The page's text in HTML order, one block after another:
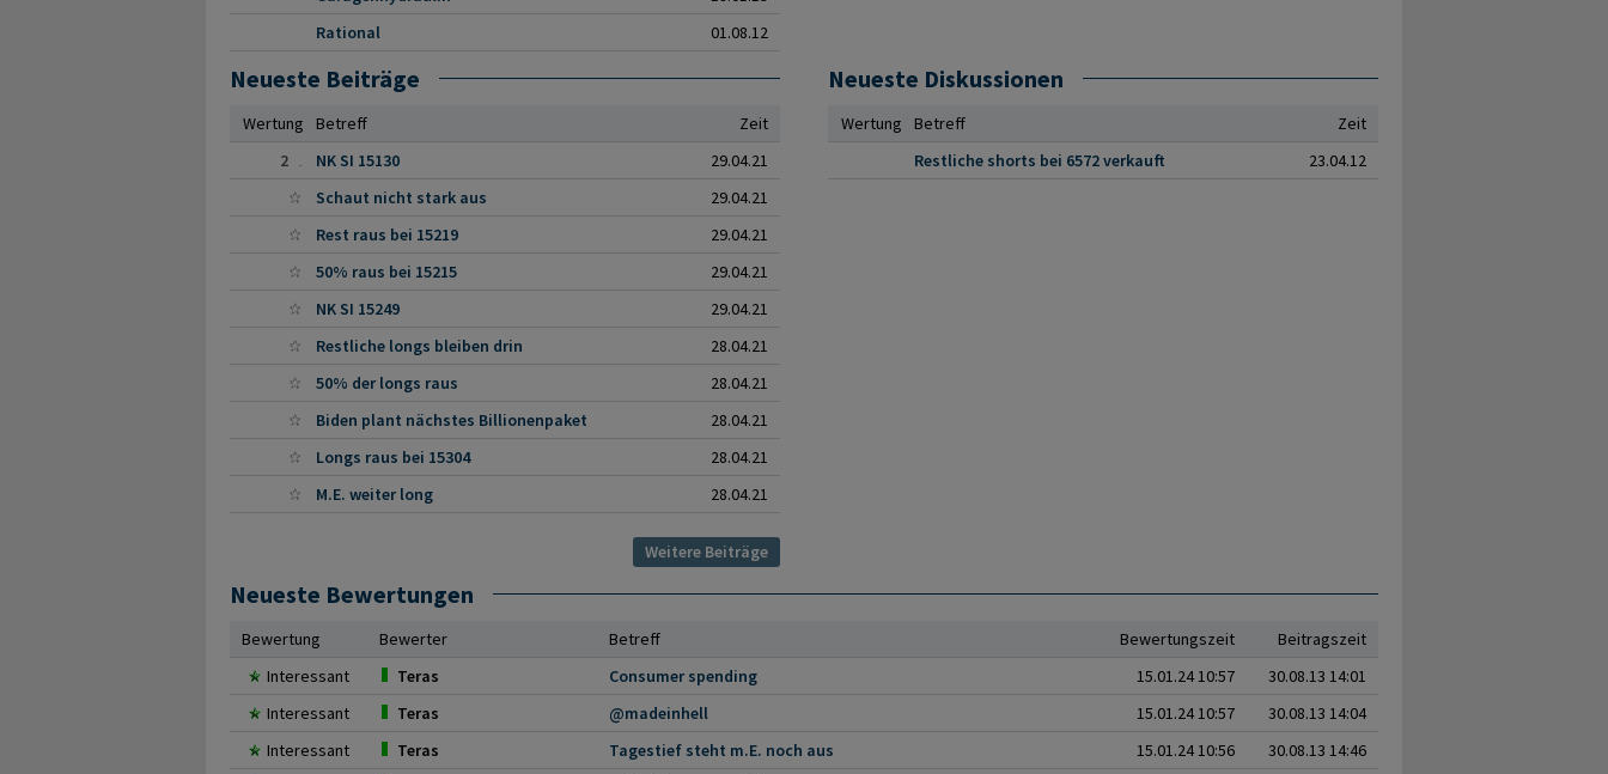
Rational
01.08.12
Neueste Beiträge
Wertung Betreff
Zeit
2
NK SI 15130
29.04.21
Schaut nicht stark aus
29.04.21
Rest raus bei 15219
29.04.21
50% raus bei 15215
29.04.21
NK SI 15249
29.04.21
Restliche longs bleiben drin
28.04.21
50% der longs raus
28.04.21
Biden plant nächstes Billionenpaket
28.04.21
Longs raus bei 15304
28.04.21
M.E. weiter long
28.04.21
Weitere Beiträge
Neueste Diskussionen
Wertung Betreff
Zeit
Restliche shorts bei 6572 verkauft
23.04.12
Neueste Bewertungen
Bewertung Bewerter Betreff Bewertungszeit
Beitragszeit
Interessant
Teras Consumer spending 15.01.24 10:57
30.08.13 14:01
Interessant
Teras @madeinhell 15.01.24 10:57
30.08.13 14:04
Interessant
Teras Tagestief steht m.E. noch aus 15.01.24 10:56
30.08.13 14:46